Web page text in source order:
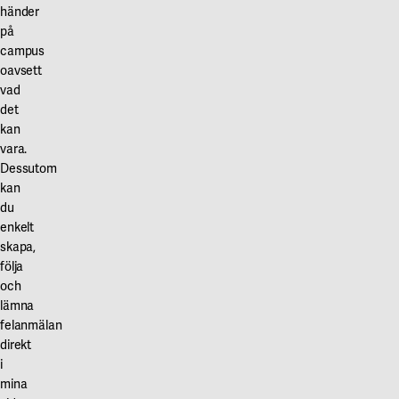
händer
på
campus
oavsett
vad
det
kan
vara.
Dessutom
kan
du
enkelt
skapa,
följa
och
lämna
felanmälan
direkt
i
mina